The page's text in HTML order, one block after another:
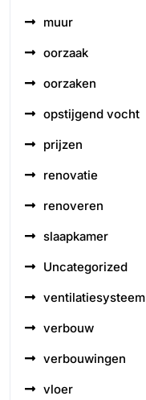
muur
oorzaak
oorzaken
opstijgend vocht
prijzen
renovatie
renoveren
slaapkamer
Uncategorized
ventilatiesysteem
verbouw
verbouwingen
vloer